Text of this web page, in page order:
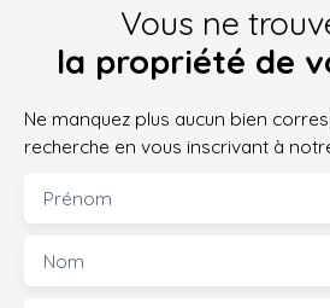
Vous ne
la propriété de
Ne manquez plus aucun bien
recherche en vous inscrivant à
Prénom
Nom